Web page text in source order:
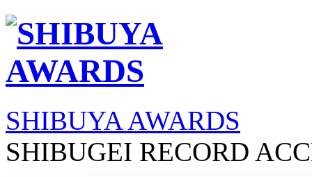
SHIBUYA AWARDS
SHIBUGEI RECORD